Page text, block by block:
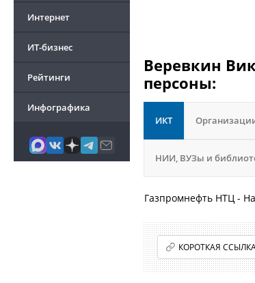
Интернет
ИТ-бизнес
Рейтинги
Инфографика
Веревкин
персоны:
ИКТ
НИИ, ВУЗы и
Газпромнефть НТЦ -
КОРОТКАЯ